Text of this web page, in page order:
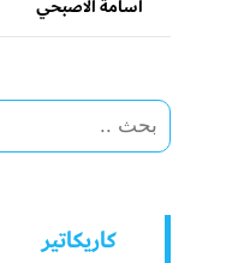
اسامة الاصبحي
كاريكاتير